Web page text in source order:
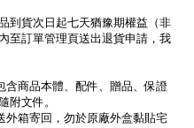
到貨次日起七天猶豫期權益（非
至訂單管理頁送出退貨申請，我
含商品本體、配件、贈品、保證
附文件。
外箱寄回，勿於原廠外盒黏貼宅